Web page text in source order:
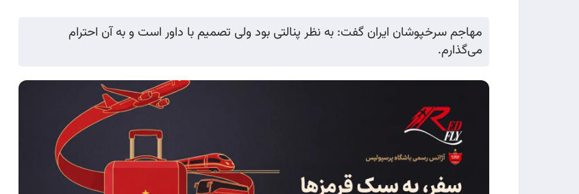
مهاجم سرخپوشان ایران گفت: به نظر پنالتی بود ولی تصمیم با داور است و به آن احترام
می‌گذارم.